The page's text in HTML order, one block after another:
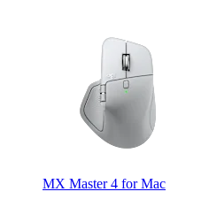
MX Master 4 for Mac